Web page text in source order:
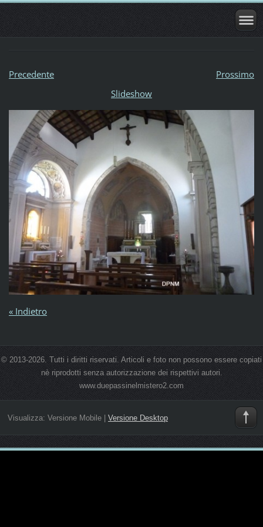
Precedente
Prossimo
Slideshow
« Indietro
© 2013-2026. Tutti i diritti riservati. Articoli e foto non possono essere copiati
nè riprodotti senza autorizzazione dei rispettivi autori.
www.duepassinelmistero2.com
Visualizza: Versione Mobile| Versione Desktop